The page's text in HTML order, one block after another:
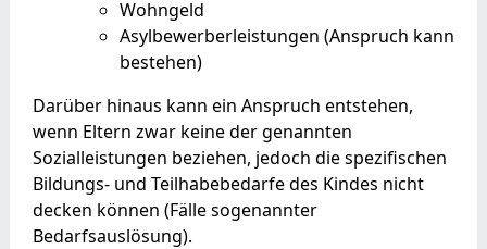
Wohngeld
Asylbewerberleistungen (Anspruch kann
bestehen)
Darüber hinaus kann ein Anspruch entstehen,
wenn Eltern zwar keine der genannten
Sozialleistungen beziehen, jedoch die spezifischen
Bildungs- und Teilhabebedarfe des Kindes nicht
decken können (Fälle sogenannter
Bedarfsauslösung).